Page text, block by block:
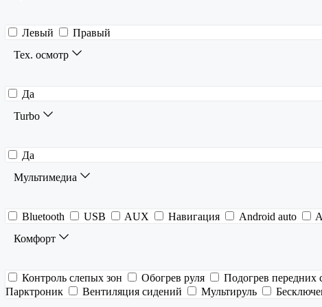
Левый
Правый
Тех. осмотр
Да
Turbo
Да
Мультимедиа
Bluetooth USB AUX Навигация Android auto
Комфорт
Контроль слепых зон Обогрев руля Подогрев передних
Парктроник
Вентиляция сидений Мультируль